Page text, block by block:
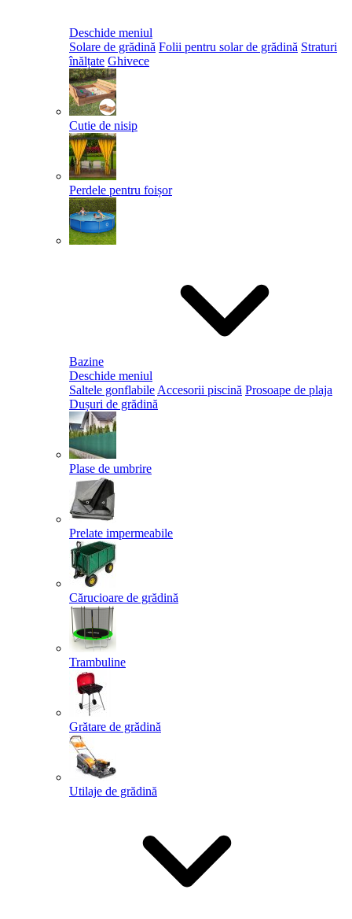
Deschide meniul
Solare de grădină Folii pentru solar de grădină Straturi
înălțate Ghivece
Cutie de nisip
Perdele pentru foișor
Bazine
Deschide meniul
Saltele gonflabile Accesorii piscină Prosoape de plaja
Dușuri de grădină
Plase de umbrire
Prelate impermeabile
Cărucioare de grădină
Trambuline
Grătare de grădină
Utilaje de grădină